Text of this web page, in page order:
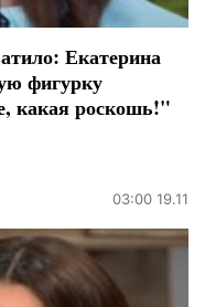
Екатерина
фигурку
какая роскошь!"
03:00 19.11